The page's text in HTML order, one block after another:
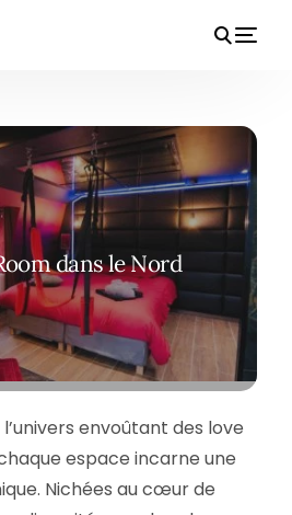
dans le Nord
envoûtant des love
espace incarne une
Nichées au cœur de